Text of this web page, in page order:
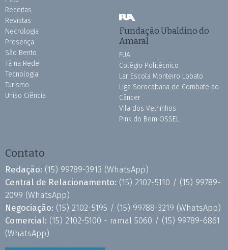
Receitas
Revistas
Necrologia
Presença
São Bento
Tá na Rede
Tecnologia
Turismo
Uniso Ciência
Fundação Ubaldino do
Amaral
FUA
Colégio Politécnico
Lar Escola Monteiro Lobato
Liga Sorocabana de Combate ao
Câncer
Vila dos Velhinhos
Pink do Bem OSSEL
Contato
Redação: (15) 99789-3913 (WhatsApp)
Central de Relacionamento: (15) 2102-5110 / (15) 99789-
2099 (WhatsApp)
Negociação: (15) 2102-5195 / (15) 99788-3219 (WhatsApp)
Comercial: (15) 2102-5100 - ramal 5060 / (15) 99789-6861
(WhatsApp)